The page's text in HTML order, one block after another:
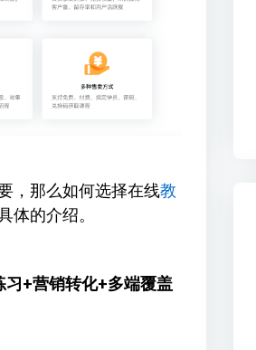
，那么如何选择在线教
体的介绍。
+营销转化+多端覆盖